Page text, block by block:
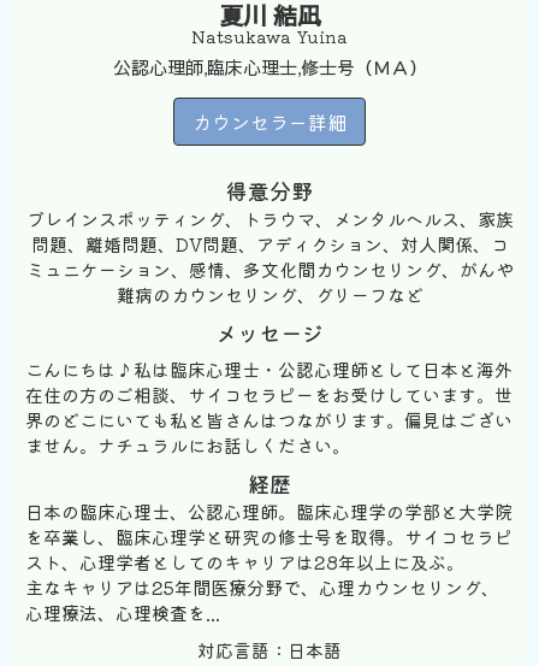
夏川 結凪
Natsukawa Yuina
公認心理師,臨床心理士,修士号（ＭＡ）
カウンセラー詳細
得意分野
ブレインスポッティング、トラウマ、メンタルヘルス、家族
問題、離婚問題、DV問題、アディクション、対人関係、コ
ミュニケーション、感情、多文化間カウンセリング、がんや
難病のカウンセリング、グリーフなど
メッセージ
こんにちは♪私は臨床心理士・公認心理師として日本と海外
在住の方のご相談、サイコセラピーをお受けしています。世
界のどこにいても私と皆さんはつながります。偏見はござい
ません。ナチュラルにお話しください。
経歴
日本の臨床心理士、公認心理師。臨床心理学の学部と大学院
を卒業し、臨床心理学と研究の修士号を取得。サイコセラピ
スト、心理学者としてのキャリアは28年以上に及ぶ。
主なキャリアは25年間医療分野で、心理カウンセリング、
心理療法、心理検査を...
対応言語：日本語